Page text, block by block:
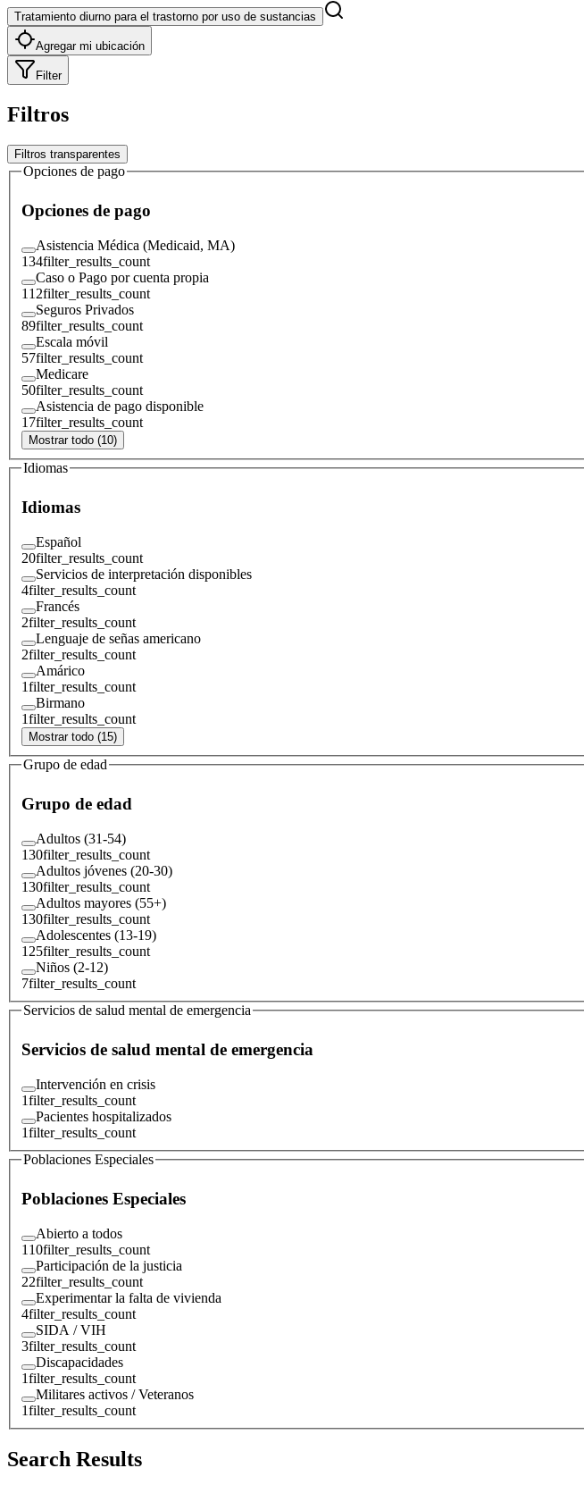
Tratamiento diurno para el trastorno por uso de sustancias
Agregar mi ubicación
Filter
Filtros
Filtros transparentes
Opciones de pago
Opciones de pago
Asistencia Médica (Medicaid, MA)
134filter_results_count
Caso o Pago por cuenta propia
112filter_results_count
Seguros Privados
89filter_results_count
Escala móvil
57filter_results_count
Medicare
50filter_results_count
Asistencia de pago disponible
17filter_results_count
Mostrar todo (10)
Idiomas
Idiomas
Español
20filter_results_count
Servicios de interpretación disponibles
4filter_results_count
Francés
2filter_results_count
Lenguaje de señas americano
2filter_results_count
Amárico
1filter_results_count
Birmano
1filter_results_count
Mostrar todo (15)
Grupo de edad
Grupo de edad
Adultos (31-54)
130filter_results_count
Adultos jóvenes (20-30)
130filter_results_count
Adultos mayores (55+)
130filter_results_count
Adolescentes (13-19)
125filter_results_count
Niños (2-12)
7filter_results_count
Servicios de salud mental de emergencia
Servicios de salud mental de emergencia
Intervención en crisis
1filter_results_count
Pacientes hospitalizados
1filter_results_count
Poblaciones Especiales
Poblaciones Especiales
Abierto a todos
110filter_results_count
Participación de la justicia
22filter_results_count
Experimentar la falta de vivienda
4filter_results_count
SIDA / VIH
3filter_results_count
Discapacidades
1filter_results_count
Militares activos / Veteranos
1filter_results_count
Search Results